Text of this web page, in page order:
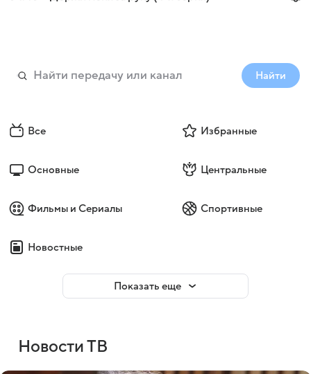
Найти
Все Избранные
Основные Центральные
Фильмы и Сериалы Спортивные
Новостные
Показать еще
Новости ТВ